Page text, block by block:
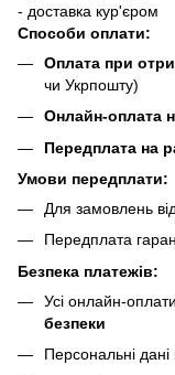
- доставка кур'єром
Способи оплати:
Оплата при
чи Укрпошту)
Онлайн-оплата
Передплата на
Умови передплати:
Для замовлень від
Передплата
Безпека платежів:
Усі онлайн-
безпеки
Персональні дані